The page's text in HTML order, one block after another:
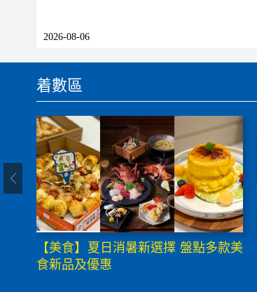
2026-08-06
着數區
【美食】夏日消暑新選擇 盤點多款美
食新品及優惠